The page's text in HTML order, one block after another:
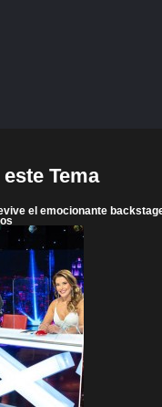
Tema
el emocionante